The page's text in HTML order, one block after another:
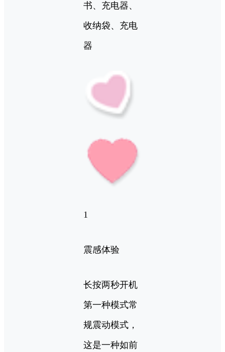
书、充电器、
收纳袋、充电
器
1
震感体验
长按两秒开机
第一种模式常
规震动模式，
这是一种如前